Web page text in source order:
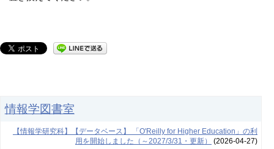
情報学図書室
【情報学研究科】【データベース】 「O'Reilly for Higher Education」の利
用を開始しました（～2027/3/31・更新）
(2026-04-27)